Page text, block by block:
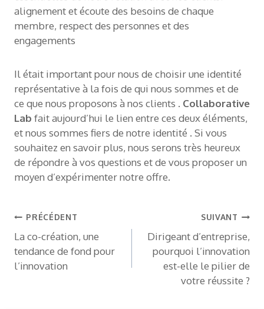
alignement et écoute des besoins de chaque
membre, respect des personnes et des
engagements
Il était important pour nous de choisir une identité
représentative à la fois de qui nous sommes et de
ce que nous proposons à nos clients . Collaborative
Lab fait aujourd’hui le lien entre ces deux éléments,
et nous sommes fiers de notre identité . Si vous
souhaitez en savoir plus, nous serons très heureux
de répondre à vos questions et de vous proposer un
moyen d’expérimenter notre offre.
Navigation
de
l’article
PRÉCÉDENT
La co-création, une
tendance de fond pour
l’innovation
SUIVANT
Dirigeant d’entreprise,
pourquoi l’innovation
est-elle le pilier de
votre réussite ?